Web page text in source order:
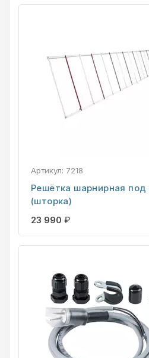
Артикул: 7218
Решётка шарнирная под
(шторка)
23 990 ₽